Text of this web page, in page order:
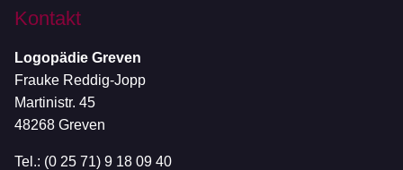
Kontakt
Logopädie Greven
Frauke Reddig-Jopp
Martinistr. 45
48268 Greven
Tel.: (0 25 71) 9 18 09 40